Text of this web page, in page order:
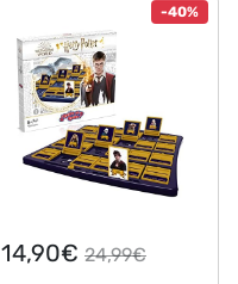
-40%
14,90€ 24,99€